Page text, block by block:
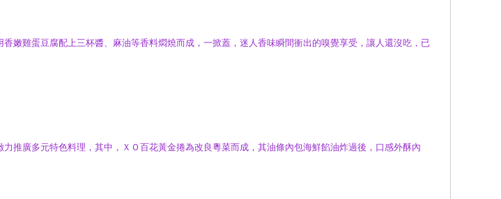
嫩雞蛋豆腐配上三杯醬、麻油等香料燜燒而成，一掀蓋，迷人香味瞬間衝出的嗅覺享受，讓人還沒吃，已
推廣多元特色料理，其中，ＸＯ百花黃金捲為改良粵菜而成，其油條內包海鮮餡油炸過後，口感外酥內